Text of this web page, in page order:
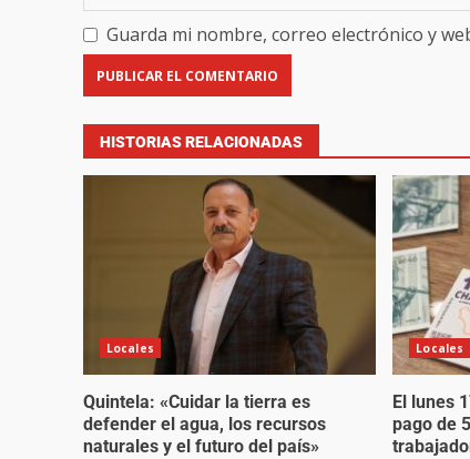
Guarda mi nombre, correo electrónico y
HISTORIAS RELACIONADAS
Locales
Quintela: «Cuidar la tierra es
defender el agua, los recursos
naturales y el futuro del país»
Locales
El lunes
pago de